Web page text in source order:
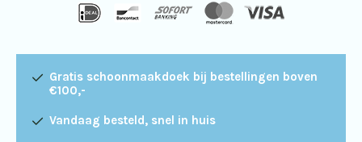
quantity
Gratis schoonmaakdoek bij bestellingen boven
€100,-
Vandaag besteld, snel in huis